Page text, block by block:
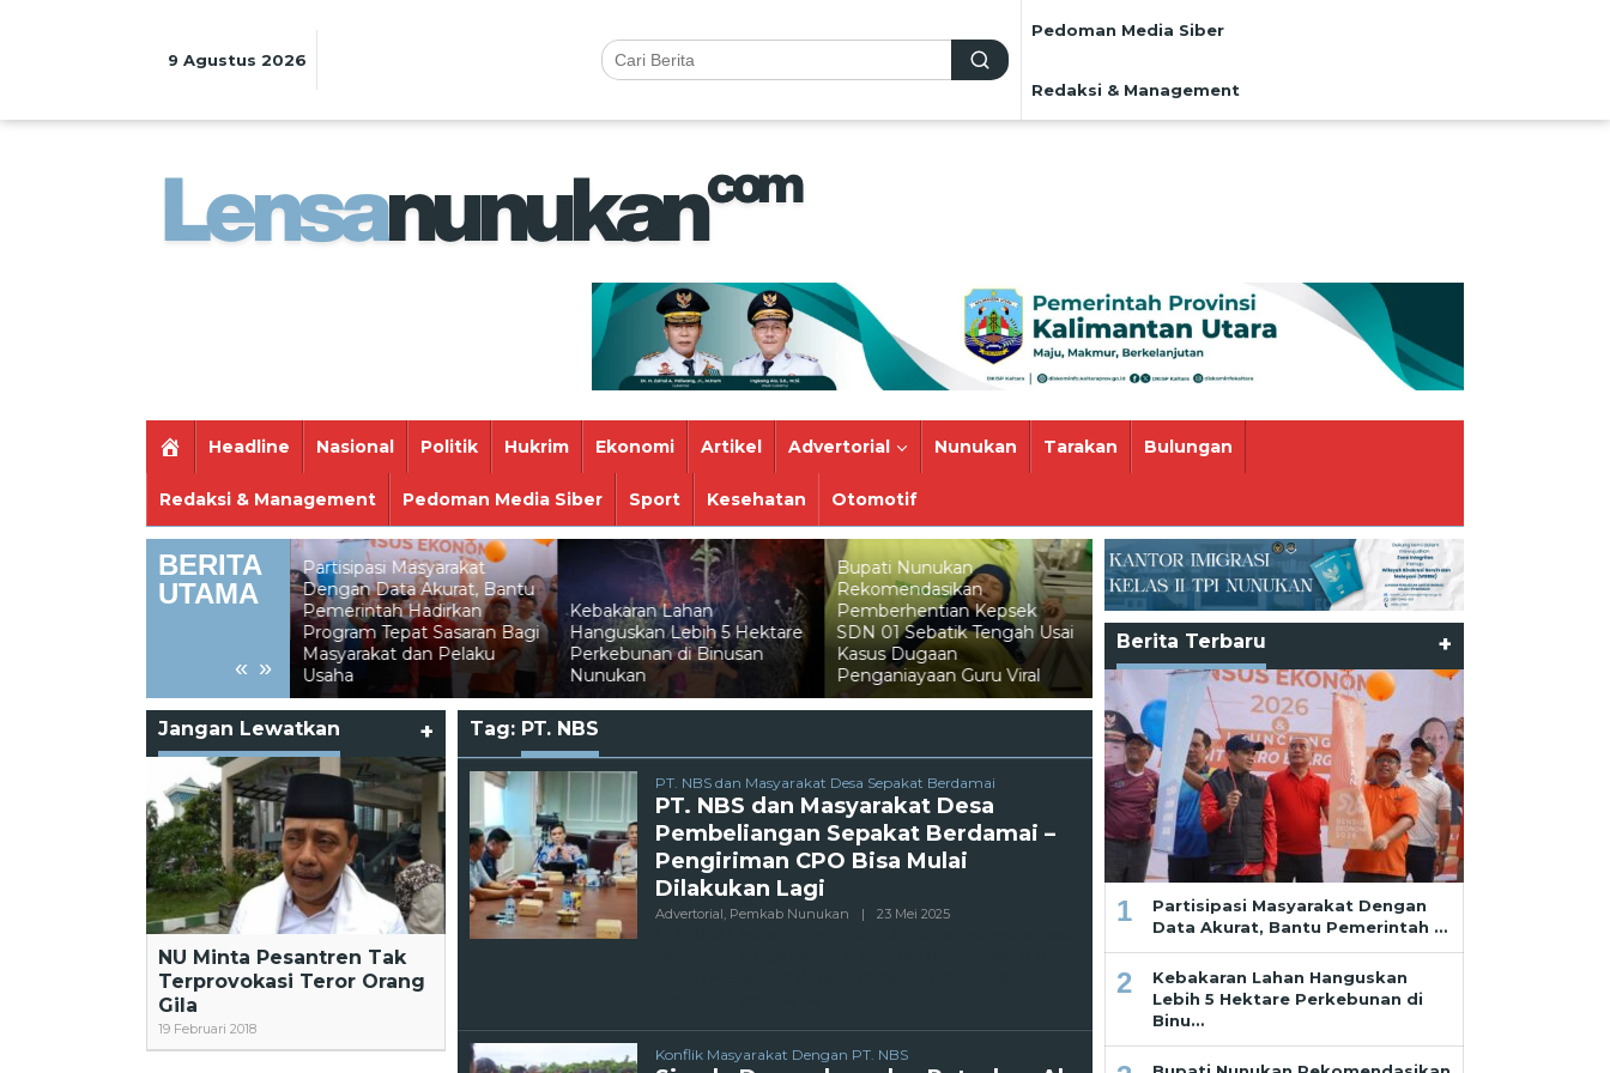
9 Agustus 2026
Pedoman Media Siber
Redaksi & Management
Headline Nasional Politik Hukrim Ekonomi Artikel Advertorial Nunukan Tarakan Bulungan
Redaksi & Management Pedoman Media Siber Sport Kesehatan Otomotif
BERITA
UTAMA
« »
Partisipasi Masyarakat
Dengan Data Akurat, Bantu
Pemerintah Hadirkan
Program Tepat Sasaran Bagi
Masyarakat dan Pelaku
Kebakaran Lahan
Hanguskan Lebih 5 Hektare
Perkebunan di Binusan
Nunukan
Bupati Nunukan
Rekomendasikan
Pemberhentian Kepsek
SDN 01 Sebatik Tengah Usai
Kasus Dugaan
Penganiayaan Guru Viral
Pelni Catat Penurunan
Penumpang Mudik di
Nunukan
Ramadhan dan Pekikan dari
Saf Paling Belakang
Jangan Lewatkan +
NU Minta Pesantren Tak
Terprovokasi Teror Orang
Gila
19 Februari 2018
Tag: PT. NBS
PT. NBS dan Masyarakat Desa Sepakat Berdamai
PT. NBS dan Masyarakat Desa
Pembeliangan Sepakat Berdamai –
Pengiriman CPO Bisa Mulai
Dilakukan Lagi
Advertorial Pemkab Nunukan | 23 Mei 2025Oleh
Konflik Masyarakat Dengan PT. NBS
Berita Terbaru +
1
Partisipasi Masyarakat Dengan
Data Akurat, Bantu Pemerintah …
2
Kebakaran Lahan Hanguskan
Lebih 5 Hektare Perkebunan di
Binu…